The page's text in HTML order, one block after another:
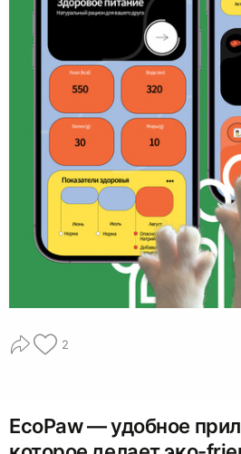
2
EcoPaw — удобное